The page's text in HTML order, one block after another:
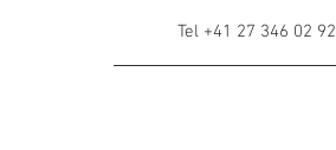
Tel +41 27 346 02 92